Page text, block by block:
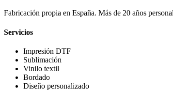
Fabricación propia en España. Más de 20 años
Servicios
Impresión DTF
Sublimación
Vinilo textil
Bordado
Diseño personalizado